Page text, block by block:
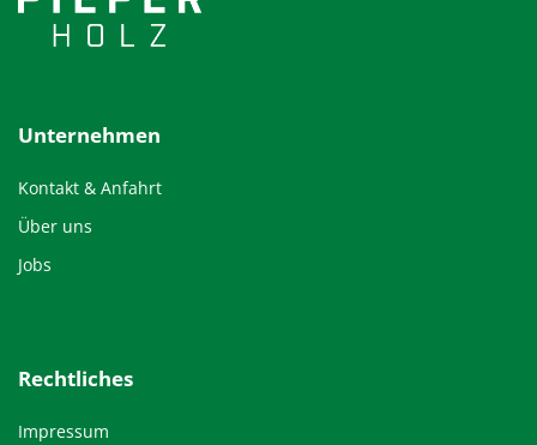
Unternehmen
Kontakt & Anfahrt
Über uns
Jobs
Rechtliches
Impressum